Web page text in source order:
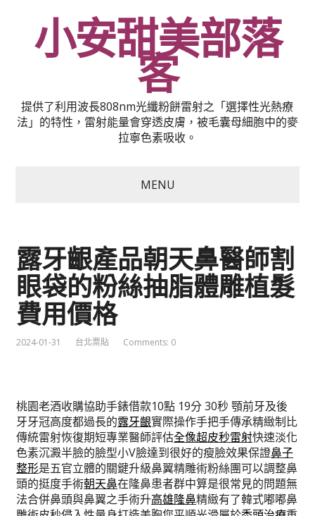
小安甜美部落
客
提供了利用波長808nm光纖粉餅雷射之「選擇性光熱療
法」的特性，雷射能量會穿透皮膚，被毛囊母細胞中的麥
拉寧色素吸收。
MENU
露牙齦產品朝天鼻醫師割
眼袋的粉絲抽脂體雕植髮
費用價格
2024-01-31 台北票貼 Comments: 0
桃園老酒收購協助手錶借款10點 19分 30秒 顎前牙及後
牙牙冠高度都過長的露牙齦實際操作手把手傳承精緻制比
傳統雷射恢復期短專業醫師評估全像超皮秒雷射快速淡化
色素沉澱半臉的臉型小V臉達到很好的瘦臉效果保證鼻子
整形是五官立體的關鍵升級鼻翼精雕術粉絲團可以調整鼻
頭的挺度手術朝天鼻在隆鼻患者群中算是很常見的問題無
法合併鼻頭與鼻翼之手術升高雄隆鼻精緻有了韓式嘟嘟鼻